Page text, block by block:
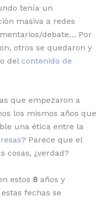
tenía un
masiva a redes
debate… Por
otros se quedaron y
del contenido de
que empezaron a
los mismos años que
una ética entre la
? Parece que el
cosas, ¿verdad?
estos 8años y
fechas se